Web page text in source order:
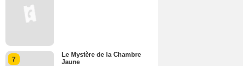
7
Le Mystère de la Chambre
Jaune